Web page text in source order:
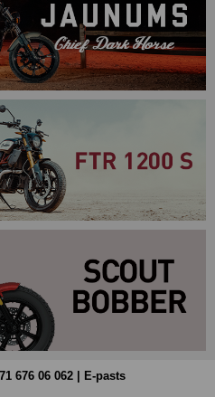
676 06 062 | E-pasts